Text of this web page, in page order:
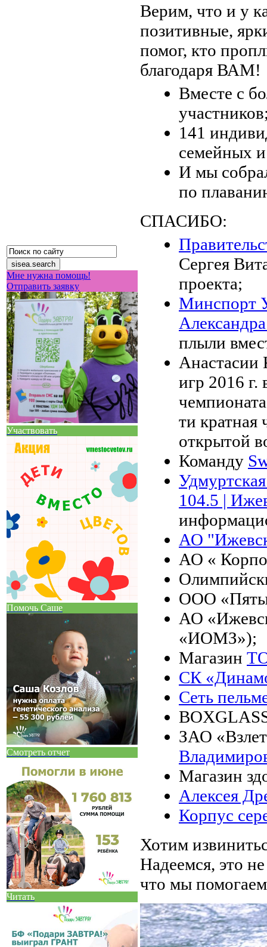
Мне нужна помощь!
Отправить заявку
Участвовать
Помочь Саше
Смотреть отчет
Читать
Верим, что и у
позитивные,
помог, кто
благодаря ВАМ!
Вместе с
141
семейных
И мы
по
СПАСИБО:
Сергея
проекта;
Минспорт
плыли
Анастасии
игр 2016
ти кратная
открытой
Команду
104.5 |
АО
АО «
ООО
АО
«ИОМЗ»);
Магазин
СК
Сеть
ЗАО
Магазин
Алексея
Корпус
Хотим
Надеемся, это
что мы